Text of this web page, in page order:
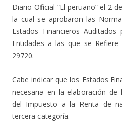
Diario Oficial “El peruano” el 2
la cual se aprobaron las
Estados Financieros
Entidades a las que se
29720.
Cabe indicar que los Estados
necesaria en la elaboración de
del Impuesto a la Renta de
tercera categoría.